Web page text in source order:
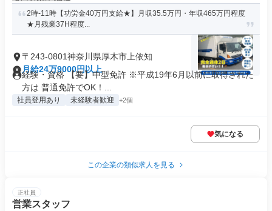
2時-11時【功労金40万円支給★】月収35.5万円・年収465万円程度
★月残業37H程度...
〒243-0801神奈川県厚木市上依知
月給24万9000円以上
経験・資格 【要】中型免許 ※平成19年6月以前に取得された
方は 普通免許でOK！...
社員登用あり 未経験者歓迎 +2個
気になる
この企業の類似求人を見る
正社員
営業スタッフ